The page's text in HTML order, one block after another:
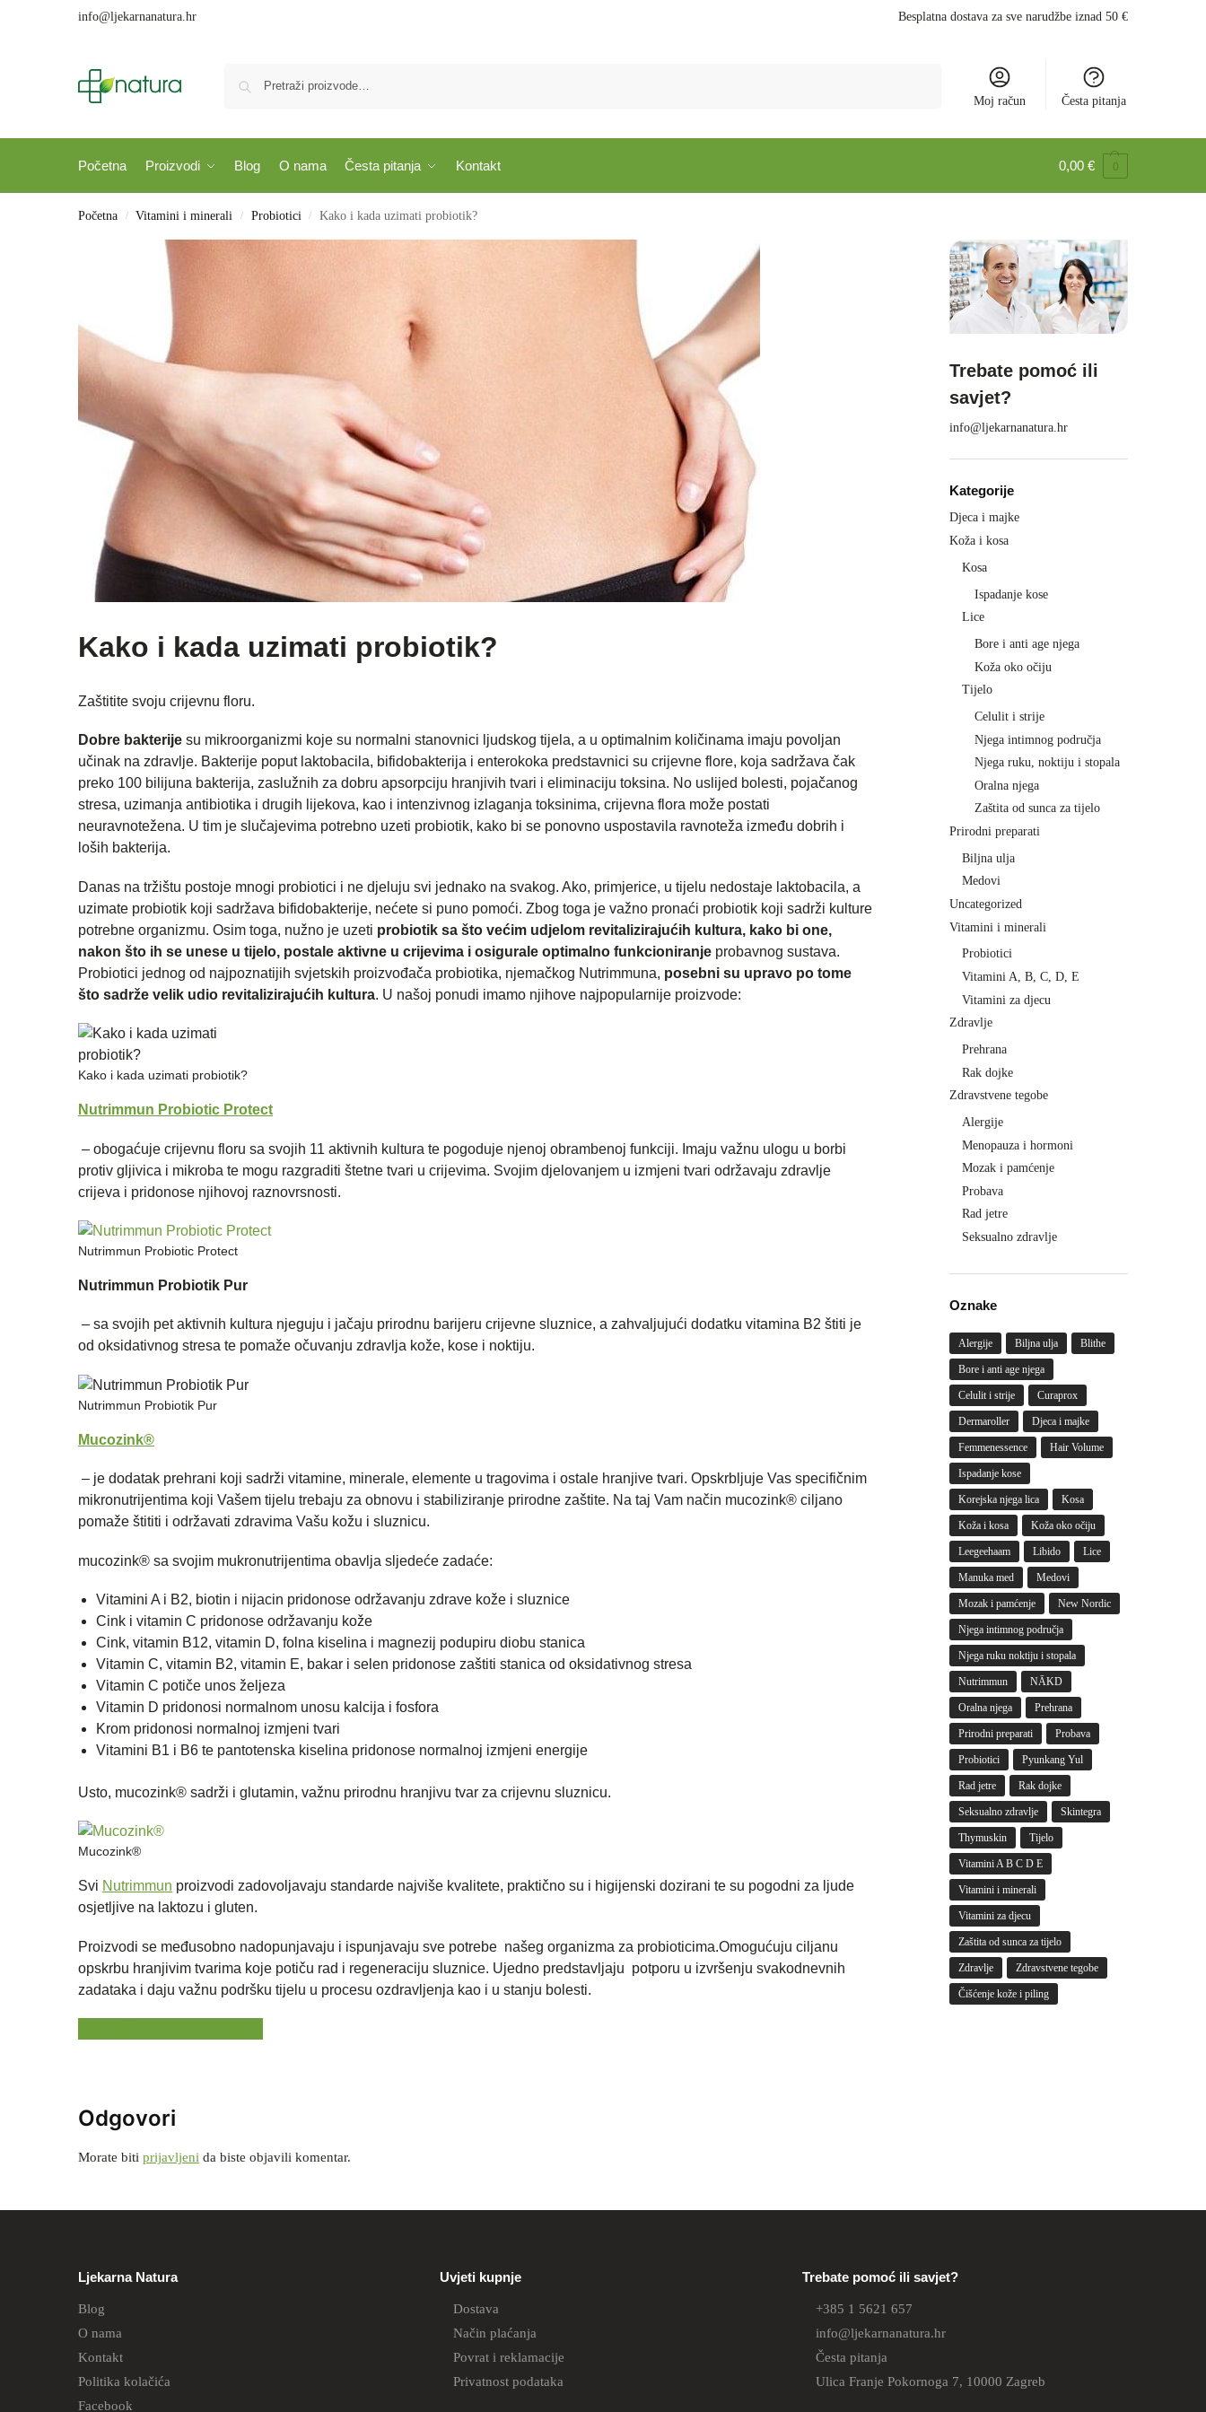
info@ljekarnanatura.hr Besplatna dostava za sve narudžbe iznad 50 €
Moj račun Česta pitanja
Početna Proizvodi Blog O nama Česta pitanja Kontakt 0,00 € 0
Početna / Vitamini i minerali / Probiotici / Kako i kada uzimati probiotik?
Kako i kada uzimati probiotik?
Zaštitite svoju crijevnu floru.
Dobre bakterije su mikroorganizmi koje su normalni stanovnici ljudskog tijela, a u optimalnim količinama imaju povoljan
učinak na zdravlje. Bakterije poput laktobacila, bifidobakterija i enterokoka predstavnici su crijevne flore, koja sadržava čak
preko 100 bilijuna bakterija, zaslužnih za dobru apsorpciju hranjivih tvari i eliminaciju toksina. No uslijed bolesti, pojačanog
stresa, uzimanja antibiotika i drugih lijekova, kao i intenzivnog izlaganja toksinima, crijevna flora može postati
neuravnotežena. U tim je slučajevima potrebno uzeti probiotik, kako bi se ponovno uspostavila ravnoteža između dobrih i
loših bakterija.
Danas na tržištu postoje mnogi probiotici i ne djeluju svi jednako na svakog. Ako, primjerice, u tijelu nedostaje laktobacila, a
uzimate probiotik koji sadržava bifidobakterije, nećete si puno pomoći. Zbog toga je važno pronaći probiotik koji sadrži kulture
potrebne organizmu. Osim toga, nužno je uzeti probiotik sa što većim udjelom revitalizirajućih kultura, kako bi one,
nakon što ih se unese u tijelo, postale aktivne u crijevima i osigurale optimalno funkcioniranje probavnog sustava.
Probiotici jednog od najpoznatijih svjetskih proizvođača probiotika, njemačkog Nutrimmuna, posebni su upravo po tome
što sadrže velik udio revitalizirajućih kultura. U našoj ponudi imamo njihove najpopularnije proizvode:
Kako i kada uzimati probiotik?
Nutrimmun Probiotic Protect
– obogaćuje crijevnu floru sa svojih 11 aktivnih kultura te pogoduje njenoj obrambenoj funkciji. Imaju važnu ulogu u borbi
protiv gljivica i mikroba te mogu razgraditi štetne tvari u crijevima. Svojim djelovanjem u izmjeni tvari održavaju zdravlje
crijeva i pridonose njihovoj raznovrsnosti.
Nutrimmun Probiotic Protect
Nutrimmun Probiotik Pur
– sa svojih pet aktivnih kultura njeguju i jačaju prirodnu barijeru crijevne sluznice, a zahvaljujući dodatku vitamina B2 štiti je
od oksidativnog stresa te pomaže očuvanju zdravlja kože, kose i noktiju.
Nutrimmun Probiotik Pur
Mucozink®
– je dodatak prehrani koji sadrži vitamine, minerale, elemente u tragovima i ostale hranjive tvari. Opskrbljuje Vas specifičnim
mikronutrijentima koji Vašem tijelu trebaju za obnovu i stabiliziranje prirodne zaštite. Na taj Vam način mucozink® ciljano
pomaže štititi i održavati zdravima Vašu kožu i sluznicu.
mucozink® sa svojim mukronutrijentima obavlja sljedeće zadaće:
Vitamini A i B2, biotin i nijacin pridonose održavanju zdrave kože i sluznice
Cink i vitamin C pridonose održavanju kože
Cink, vitamin B12, vitamin D, folna kiselina i magnezij podupiru diobu stanica
Vitamin C, vitamin B2, vitamin E, bakar i selen pridonose zaštiti stanica od oksidativnog stresa
Vitamin C potiče unos željeza
Vitamin D pridonosi normalnom unosu kalcija i fosfora
Krom pridonosi normalnoj izmjeni tvari
Vitamini B1 i B6 te pantotenska kiselina pridonose normalnoj izmjeni energije
Usto, mucozink® sadrži i glutamin, važnu prirodnu hranjivu tvar za crijevnu sluznicu.
Mucozink®
Svi Nutrimmun proizvodi zadovoljavaju standarde najviše kvalitete, praktično su i higijenski dozirani te su pogodni za ljude
osjetljive na laktozu i gluten.
Proizvodi se međusobno nadopunjavaju i ispunjavaju sve potrebe našeg organizma za probioticima.Omogućuju ciljanu
opskrbu hranjivim tvarima koje potiču rad i regeneraciju sluznice. Ujedno predstavljaju potporu u izvršenju svakodnevnih
zadataka i daju važnu podršku tijelu u procesu ozdravljenja kao i u stanju bolesti.
Odgovori
Morate biti prijavljeni da biste objavili komentar.
Trebate pomoć ili
savjet?
info@ljekarnanatura.hr
Kategorije
Djeca i majke
Koža i kosa
Kosa
Ispadanje kose
Lice
Bore i anti age njega
Koža oko očiju
Tijelo
Celulit i strije
Njega intimnog područja
Njega ruku, noktiju i stopala
Oralna njega
Zaštita od sunca za tijelo
Prirodni preparati
Biljna ulja
Medovi
Uncategorized
Vitamini i minerali
Probiotici
Vitamini A, B, C, D, E
Vitamini za djecu
Zdravlje
Prehrana
Rak dojke
Zdravstvene tegobe
Alergije
Menopauza i hormoni
Mozak i pamćenje
Probava
Rad jetre
Seksualno zdravlje
Oznake
Alergije Biljna ulja Blithe
Bore i anti age njega
Celulit i strije Curaprox
Dermaroller Djeca i majke
Femmenessence Hair Volume
Ispadanje kose
Korejska njega lica Kosa
Koža i kosa Koža oko očiju
Leegeehaam Libido Lice
Manuka med Medovi
Mozak i pamćenje New Nordic
Njega intimnog područja
Njega ruku noktiju i stopala
Nutrimmun NĀKD
Oralna njega Prehrana
Prirodni preparati Probava
Probiotici Pyunkang Yul
Rad jetre Rak dojke
Seksualno zdravlje Skintegra
Thymuskin Tijelo
Vitamini A B C D E
Vitamini i minerali
Vitamini za djecu
Zaštita od sunca za tijelo
Zdravlje Zdravstvene tegobe
Čišćenje kože i piling
Ljekarna Natura
Blog
O nama
Kontakt
Politika kolačića
Facebook
Uvjeti kupnje
Dostava
Način plaćanja
Povrat i reklamacije
Privatnost podataka
Trebate pomoć ili savjet?
+385 1 5621 657
info@ljekarnanatura.hr
Česta pitanja
Ulica Franje Pokornoga 7, 10000 Zagreb